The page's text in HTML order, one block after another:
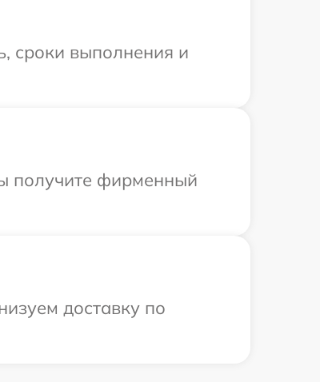
сроки выполнения и
получите фирменный
доставку по